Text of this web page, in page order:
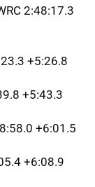
2:48:17.3
+5:26.8
+5:43.3
+6:01.5
+6:08.9